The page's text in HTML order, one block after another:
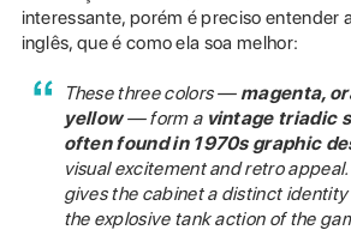
interessante, porém é preciso entender
inglês, que é como ela soa melhor:
These three colors —magenta,
yellow— form a vintage triadic
often found in 1970s graphic
visual excitement and retro
gives the cabinet a distinct
the explosive tank action of the